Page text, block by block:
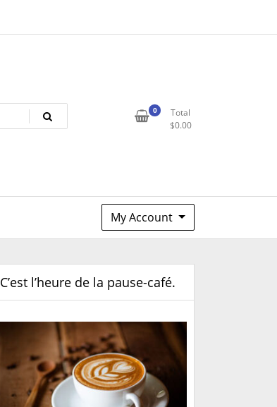
0
Total
$0.00
My Account
C’est l’heure de la pause-café.